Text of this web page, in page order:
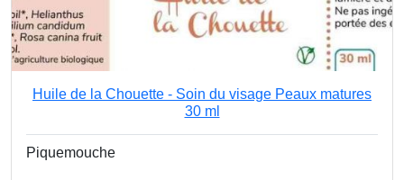
Huile de la Chouette - Soin du visage Peaux matures
30 ml
Piquemouche